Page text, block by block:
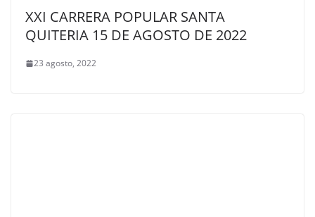
XXI CARRERA POPULAR SANTA
QUITERIA 15 DE AGOSTO DE 2022
23 agosto, 2022